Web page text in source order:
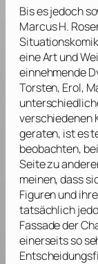
Bis es jedoch
Marcus H.
eine Art und
einnehmende
Torsten, Erol,
verschiedenen
geraten, ist es
beobachten,
Seite zu
meinen, dass
Figuren und
tatsächlich
Fassade der
einerseits so